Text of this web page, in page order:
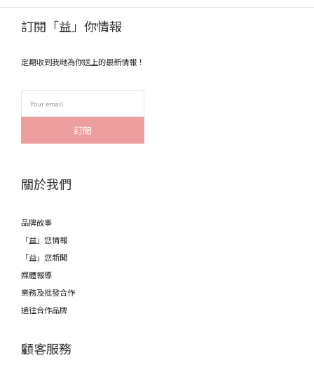
訂閱「益」你情報
定期收到我哋為你送上的最新情報！
訂閱
關於我們
品牌故事
「益」您情報
「益」您新聞
媒體報導
業務及批發合作
過往合作品牌
顧客服務